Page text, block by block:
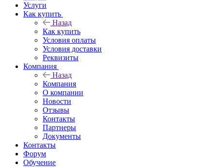
Услуги
Как купить
Назад
Как купить
Условия оплаты
Условия доставки
Реквизиты
Компания
Назад
Компания
О компании
Новости
Отзывы
Контакты
Партнеры
Документы
Контакты
Форум
Обучение